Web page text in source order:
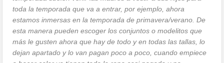
toda la temporada que va a entrar, por ejemplo, ahora
estamos inmersas en la temporada de primavera/verano. De
esta manera pueden escoger los conjuntos o modelitos que
más le gusten ahora que hay de todo y en todas las tallas, lo
dejan apartado y lo van pagan poco a poco, cuando empiece